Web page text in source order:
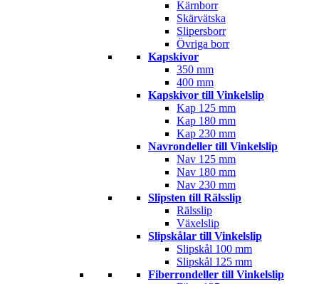
Kärnborr
Skärvätska
Slipersborr
Övriga borr
Kapskivor
350 mm
400 mm
Kapskivor till Vinkelslip
Kap 125 mm
Kap 180 mm
Kap 230 mm
Navrondeller till Vinkelslip
Nav 125 mm
Nav 180 mm
Nav 230 mm
Slipsten till Rälsslip
Rälsslip
Växelslip
Slipskålar till Vinkelslip
Slipskål 100 mm
Slipskål 125 mm
Fiberrondeller till Vinkelslip